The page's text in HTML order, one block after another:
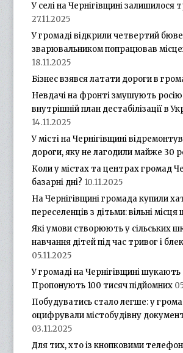
У селі на Чернігівщині залишилося
27.11.2025
У громаді відкрили четвертий
зварювальником попрацював
18.11.2025
Бізнес взявся латати дороги в
Невдачі на фронті змушують росію
внутрішній план дестабілізації в
14.11.2025
У місті на Чернігівщині
дороги, яку не лагодили майже 30
Коли у містах та центрах громад
базарні дні? 10.11.2025
На Чернігівщині громада купили
переселенців з дітьми: вільні місця
Які умови створюють у сільських
навчання дітей під час тривог і
05.11.2025
У громаді на Чернігівщині
Пропонують 100 тисяч підйомних
Побудуватись стало легше: у
оцифрували містобудівну
03.11.2025
Для тих, хто із кнопковими